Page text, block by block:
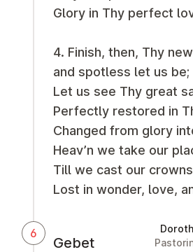
Glory in Thy perfect
4. Finish, then, Thy
and spotless let us be;
Let us see Thy great
Perfectly restored in
Changed from glory
Heav’n we take our
Till we cast our
Lost in wonder, love,
6
Gebet